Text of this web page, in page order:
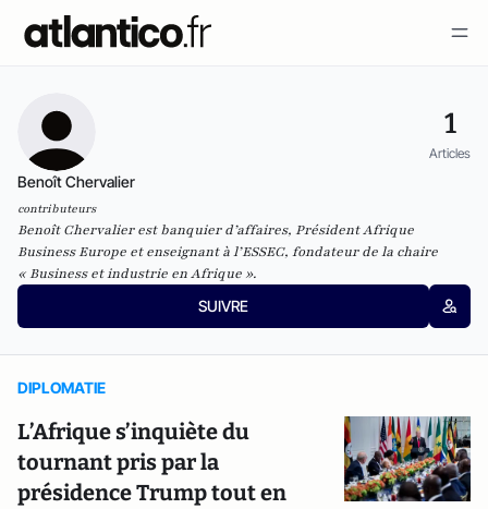
1
Articles
Benoît Chervalier
contributeurs
Benoît Chervalier est banquier d’affaires, Président Afrique
Business Europe et enseignant à l’ESSEC, fondateur de la chaire
« Business et industrie en Afrique ».
SUIVRE
DIPLOMATIE
L’Afrique s’inquiète du
tournant pris par la
présidence Trump tout en